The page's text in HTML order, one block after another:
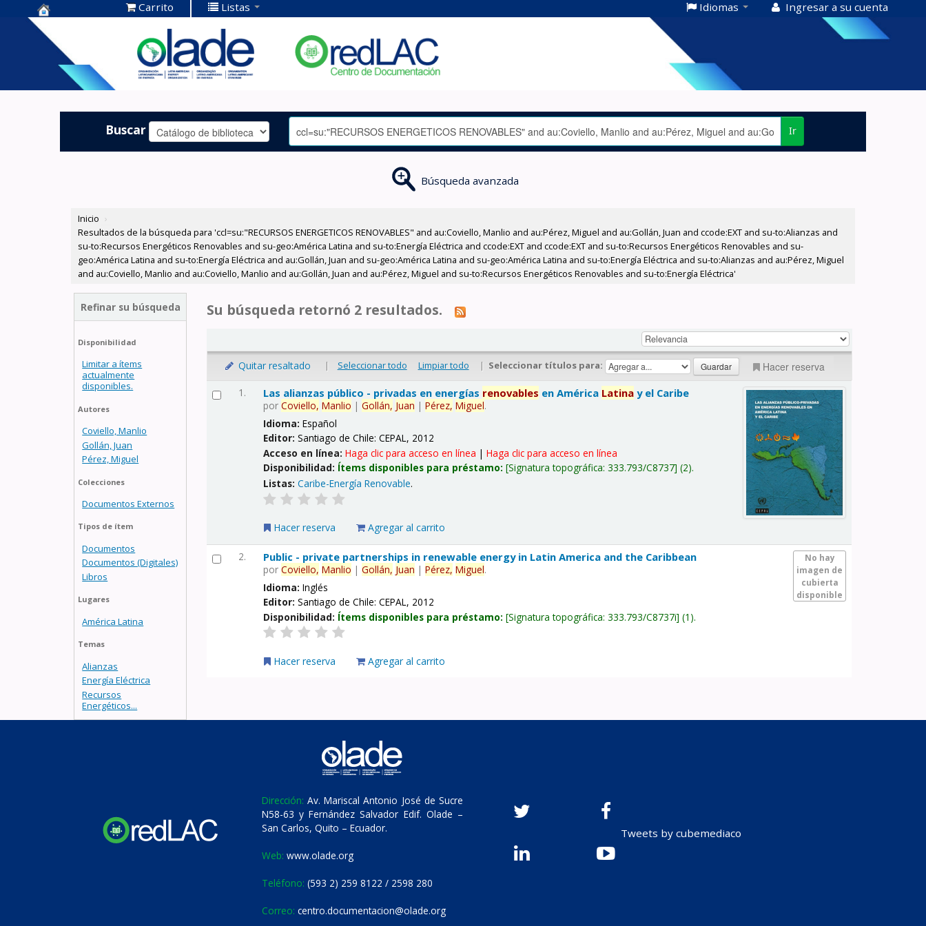
Centro de
Documentación
OLADE -
Carrito Listas Idiomas Ingresar a su cuenta
Buscar Ir
Búsqueda avanzada
Inicio ›
Resultados de la búsqueda para 'ccl=su:"RECURSOS ENERGETICOS RENOVABLES" and au:Coviello, Manlio and au:Pérez, Miguel and au:Gollán, Juan and ccode:EXT and su-to:Alianzas and
su-to:Recursos Energéticos Renovables and su-geo:América Latina and su-to:Energía Eléctrica and ccode:EXT and ccode:EXT and su-to:Recursos Energéticos Renovables and su-
geo:América Latina and su-to:Energía Eléctrica and au:Gollán, Juan and su-geo:América Latina and su-geo:América Latina and su-to:Energía Eléctrica and su-to:Alianzas and au:Pérez, Miguel
and au:Coviello, Manlio and au:Coviello, Manlio and au:Gollán, Juan and au:Pérez, Miguel and su-to:Recursos Energéticos Renovables and su-to:Energía Eléctrica'
Refinar su búsqueda
Disponibilidad
Limitar a ítems
actualmente
disponibles.
Autores
Coviello, Manlio
Gollán, Juan
Pérez, Miguel
Colecciones
Documentos Externos
Tipos de ítem
Documentos
Documentos (Digitales)
Libros
Lugares
América Latina
Temas
Alianzas
Energía Eléctrica
Recursos
Energéticos...
Su búsqueda retornó 2 resultados.
Quitar resaltado | Seleccionar todo Limpiar todo | Seleccionar títulos para: Hacer reserva
1. Las alianzas público - privadas en energías renovables en América Latina y el Caribe
porCoviello, Manlio |Gollán, Juan |Pérez, Miguel.
Idioma:Español
Editor:Santiago de Chile: CEPAL, 2012
Acceso en línea:Haga clic para acceso en línea |Haga clic para acceso en línea
Disponibilidad: Ítems disponibles para préstamo: Signatura topográfica:333.793/C8737 (2).
Listas: Caribe-Energía Renovable.
Hacer reserva Agregar al carrito
2.
No hay
imagen de
cubierta
disponible
Public - private partnerships in renewable energy in Latin America and the Caribbean
porCoviello, Manlio |Gollán, Juan |Pérez, Miguel.
Idioma:Inglés
Editor:Santiago de Chile: CEPAL, 2012
Disponibilidad: Ítems disponibles para préstamo: Signatura topográfica:333.793/C8737i (1).
Hacer reserva Agregar al carrito
Dirección: Av. Mariscal Antonio José de Sucre
N58-63 y Fernández Salvador Edif. Olade –
San Carlos, Quito – Ecuador.
Web: www.olade.org
Teléfono: (593 2) 259 8122 / 2598 280
Correo: centro.documentacion@olade.org
Tweets by cubemediaco